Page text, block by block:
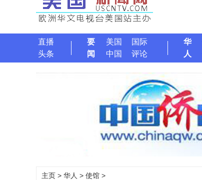
直播
头条
要
闻
美国
国际
中国
评论
华
人
主页 > 华人 > 使馆 >